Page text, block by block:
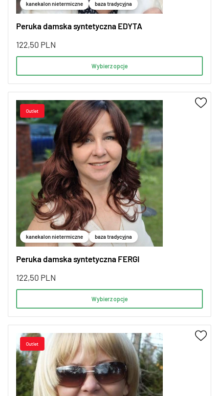
kanekalon nietermiczne baza tradycyjna
Peruka damska syntetyczna EDYTA
122,50 PLN
Wybierz opcje
kanekalon nietermiczne baza tradycyjna
Peruka damska syntetyczna FERGI
122,50 PLN
Wybierz opcje